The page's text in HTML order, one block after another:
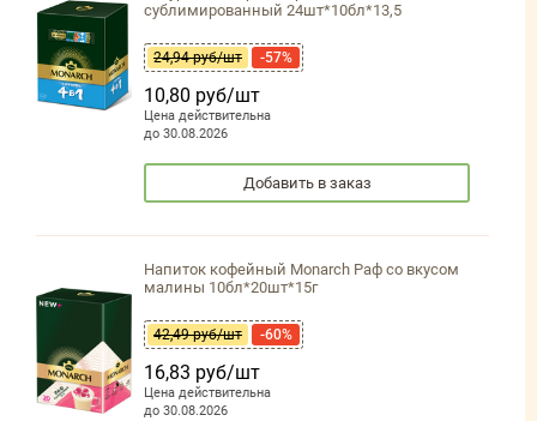
сублимированный 24шт*10бл*13,5
24,94 руб/шт -57%
10,80 руб/шт
Цена действительна
до 30.08.2026
Добавить в заказ
Напиток кофейный Monarch Раф со вкусом
малины 10бл*20шт*15г
42,49 руб/шт -60%
16,83 руб/шт
Цена действительна
до 30.08.2026